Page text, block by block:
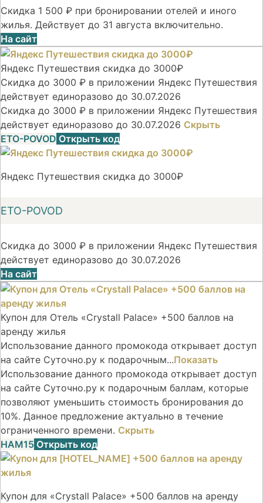
Скидка 1 500 ₽ при бронировании отелей и иного
жилья. Действует до 31 августа включительно.
На сайт
Яндекс Путешествия скидка до 3000₽
Скидка до 3000 ₽ в приложении Яндекс Путешествия
действует единоразово до 30.07.2026
Скидка до 3000 ₽ в приложении Яндекс Путешествия
действует единоразово до 30.07.2026 Скрыть
ETO-POVOD Открыть код
Яндекс Путешествия скидка до 3000₽
ETO-POVOD
Скидка до 3000 ₽ в приложении Яндекс Путешествия
действует единоразово до 30.07.2026
На сайт
Купон для Отель «Crystall Palace» +500 баллов на
аренду жилья
Использование данного промокода открывает доступ
на сайте Суточно.ру к подарочным...Показать
Использование данного промокода открывает доступ
на сайте Суточно.ру к подарочным баллам, которые
позволяют уменьшить стоимость бронирования до
10%. Данное предложение актуально в течение
ограниченного времени. Скрыть
НАМ15 Открыть код
Купон для «Crystall Palace» +500 баллов на аренду